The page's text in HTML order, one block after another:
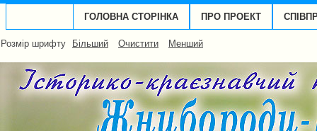
ГОЛОВНА СТОРІНКА ПРО ПРОЕКТ
Розмір шрифту Більший Очистити Менший